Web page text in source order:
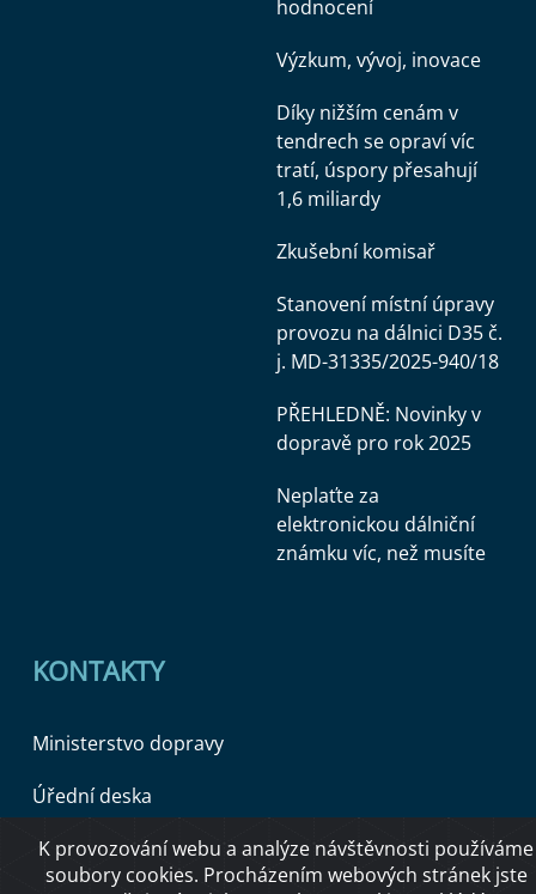
hodnocení
Výzkum, vývoj, inovace
Díky nižším cenám v
tendrech se opraví víc
tratí, úspory přesahují
1,6 miliardy
Zkušební komisař
Stanovení místní úpravy
provozu na dálnici D35 č.
j. MD-31335/2025-940/18
PŘEHLEDNĚ: Novinky v
dopravě pro rok 2025
Neplaťte za
elektronickou dálniční
známku víc, než musíte
KONTAKTY
Ministerstvo dopravy
Úřední deska
K provozování webu a analýze návštěvnosti používáme
soubory cookies. Procházením webových stránek jste